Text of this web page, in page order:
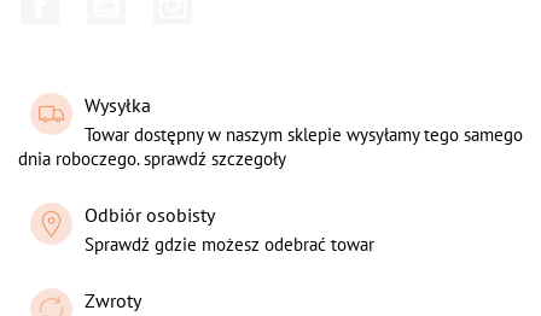
Wysyłka
Towar dostępny w naszym sklepie wysyłamy tego samego
dnia roboczego. sprawdź szczegoły
Odbiór osobisty
Sprawdź gdzie możesz odebrać towar
Zwroty